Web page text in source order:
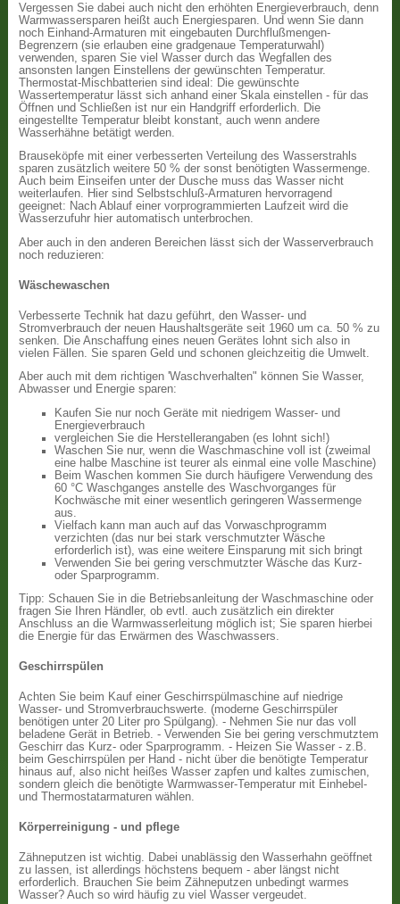
Vergessen Sie dabei auch nicht den erhöhten Energieverbrauch, denn
Warmwassersparen heißt auch Energiesparen. Und wenn Sie dann
noch Einhand-Armaturen mit eingebauten Durchflußmengen-
Begrenzern (sie erlauben eine gradgenaue Temperaturwahl)
verwenden, sparen Sie viel Wasser durch das Wegfallen des
ansonsten langen Einstellens der gewünschten Temperatur.
Thermostat-Mischbatterien sind ideal: Die gewünschte
Wassertemperatur lässt sich anhand einer Skala einstellen - für das
Öffnen und Schließen ist nur ein Handgriff erforderlich. Die
eingestellte Temperatur bleibt konstant, auch wenn andere
Wasserhähne betätigt werden.
Brauseköpfe mit einer verbesserten Verteilung des Wasserstrahls
sparen zusätzlich weitere 50 % der sonst benötigten Wassermenge.
Auch beim Einseifen unter der Dusche muss das Wasser nicht
weiterlaufen. Hier sind Selbstschluß-Armaturen hervorragend
geeignet: Nach Ablauf einer vorprogrammierten Laufzeit wird die
Wasserzufuhr hier automatisch unterbrochen.
Aber auch in den anderen Bereichen lässt sich der Wasserverbrauch
noch reduzieren:
Wäschewaschen
Verbesserte Technik hat dazu geführt, den Wasser- und
Stromverbrauch der neuen Haushaltsgeräte seit 1960 um ca. 50 % zu
senken. Die Anschaffung eines neuen Gerätes lohnt sich also in
vielen Fällen. Sie sparen Geld und schonen gleichzeitig die Umwelt.
Aber auch mit dem richtigen 'Waschverhalten" können Sie Wasser,
Abwasser und Energie sparen:
Kaufen Sie nur noch Geräte mit niedrigem Wasser- und
Energieverbrauch
vergleichen Sie die Herstellerangaben (es lohnt sich!)
Waschen Sie nur, wenn die Waschmaschine voll ist (zweimal
eine halbe Maschine ist teurer als einmal eine volle Maschine)
Beim Waschen kommen Sie durch häufigere Verwendung des
60 °C Waschganges anstelle des Waschvorganges für
Kochwäsche mit einer wesentlich geringeren Wassermenge
aus.
Vielfach kann man auch auf das Vorwaschprogramm
verzichten (das nur bei stark verschmutzter Wäsche
erforderlich ist), was eine weitere Einsparung mit sich bringt
Verwenden Sie bei gering verschmutzter Wäsche das Kurz-
oder Sparprogramm.
Tipp: Schauen Sie in die Betriebsanleitung der Waschmaschine oder
fragen Sie Ihren Händler, ob evtl. auch zusätzlich ein direkter
Anschluss an die Warmwasserleitung möglich ist; Sie sparen hierbei
die Energie für das Erwärmen des Waschwassers.
Geschirrspülen
Achten Sie beim Kauf einer Geschirrspülmaschine auf niedrige
Wasser- und Stromverbrauchswerte. (moderne Geschirrspüler
benötigen unter 20 Liter pro Spülgang). - Nehmen Sie nur das voll
beladene Gerät in Betrieb. - Verwenden Sie bei gering verschmutztem
Geschirr das Kurz- oder Sparprogramm. - Heizen Sie Wasser - z.B.
beim Geschirrspülen per Hand - nicht über die benötigte Temperatur
hinaus auf, also nicht heißes Wasser zapfen und kaltes zumischen,
sondern gleich die benötigte Warmwasser-Temperatur mit Einhebel-
und Thermostatarmaturen wählen.
Körperreinigung - und pflege
Zähneputzen ist wichtig. Dabei unablässig den Wasserhahn geöffnet
zu lassen, ist allerdings höchstens bequem - aber längst nicht
erforderlich. Brauchen Sie beim Zähneputzen unbedingt warmes
Wasser? Auch so wird häufig zu viel Wasser vergeudet.